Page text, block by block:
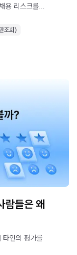
용 리스크를
조회)
람들은 왜
타인의 평가를